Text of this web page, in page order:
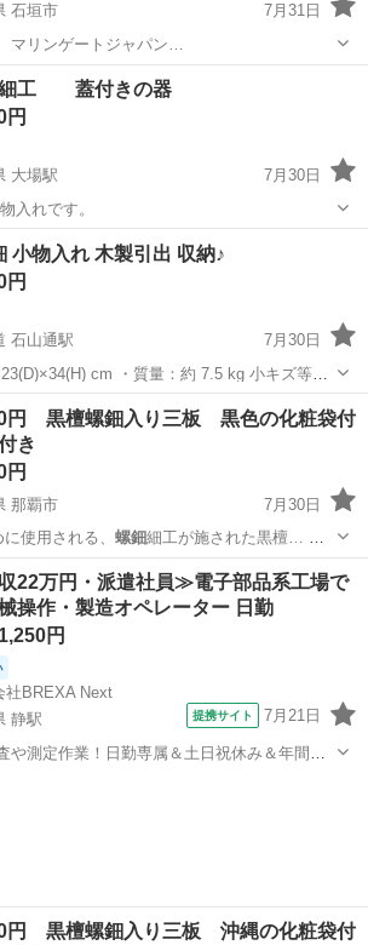
石垣市
7月31日
マリンゲートジャパン…
他
細工 蓋付きの器
円
大場駅
7月30日
入れです。
駅 食器 螺鈿
小物入れ 木製引出 収納♪
円
石山通駅
7月30日
cm ・質量：約 7.5 kg 小キズ等あ
ップです。（住所は...
山通駅 収納家具
円 黒檀螺鈿入り三板 黒色の化粧袋付
き
円
那覇市
7月30日
ために使用される、 螺鈿細工が施された黒檀… 檀 -
-… 楽しもう! 黒檀螺鈿入り三板 高級材で…
器、ドラム
22万円・派遣社員≫電子部品系工場で
操作・製造オペレーター 日勤
円
社BREXA Next
静駅
提携サイト 7月21日
や測定作業！日勤専属＆土日祝休み＆年間休
円 黒檀螺鈿入り三板 沖縄の化粧袋付